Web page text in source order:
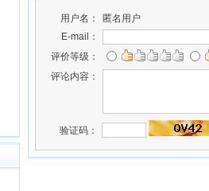
用户名：
匿名用户
E-mail：
评价等级：
评论内容：
验证码：